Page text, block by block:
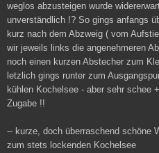
weglos abzusteigen wurde
unverständlich !? So gings anfangs
kurz nach dem Abzweig ( vom
wir jeweils links die angenehmeren
noch einen kurzen Abstecher zum
letzlich gings runter zum
kühlen Kochelsee - aber sehr schee
Zugabe !!
-- kurze, doch überraschend schöne
zum stets lockenden Kochelsee